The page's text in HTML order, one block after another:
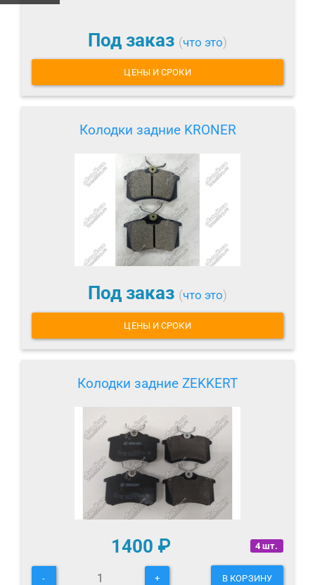
Под заказ (что это)
ЦЕНЫ И СРОКИ
Колодки задние KRONER
Под заказ (что это)
ЦЕНЫ И СРОКИ
Колодки задние ZEKKERT
4 шт.
1400 ₽
- + В КОРЗИНУ